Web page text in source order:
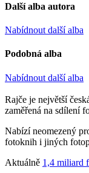
Další alba autora
Nabídnout další alba
Podobná alba
Nabídnout další alba
Rajče je největší
zaměřená na sdílení
Nabízí neomezený
fotoknih i jiných
Aktuálně 1,4 miliard